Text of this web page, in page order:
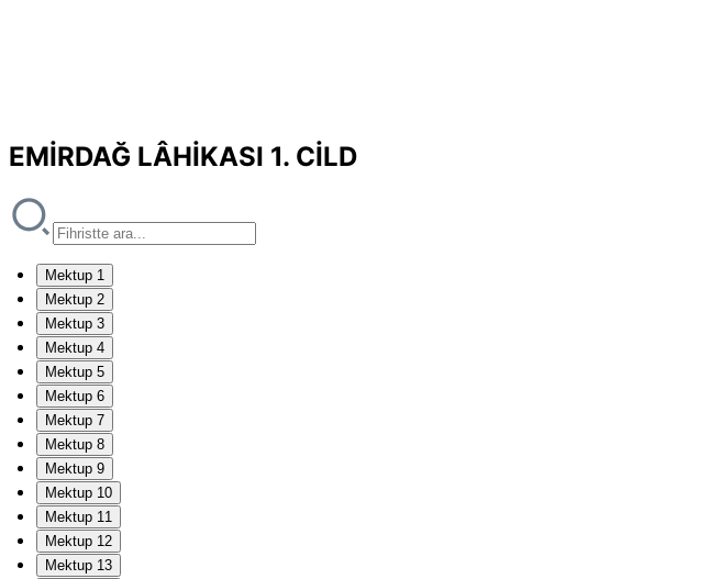
EMİRDAĞ LÂHİKASI 1. CİLD
Mektup 1
Mektup 2
Mektup 3
Mektup 4
Mektup 5
Mektup 6
Mektup 7
Mektup 8
Mektup 9
Mektup 10
Mektup 11
Mektup 12
Mektup 13